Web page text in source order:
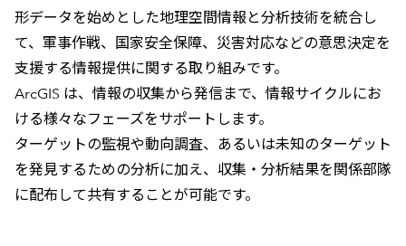
形データを始めとした地理空間情報と分析技術を統合し
て、軍事作戦、国家安全保障、災害対応などの意思決定を
支援する情報提供に関する取り組みです。
ArcGIS は、情報の収集から発信まで、情報サイクルにお
ける様々なフェーズをサポートします。
ターゲットの監視や動向調査、あるいは未知のターゲット
を発見するための分析に加え、収集・分析結果を関係部隊
に配布して共有することが可能です。